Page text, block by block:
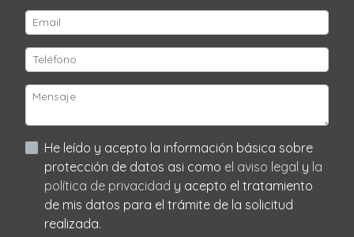
He leído y acepto la información básica sobre
protección de datos asi como el aviso legal y la
política de privacidad y acepto el tratamiento
de mis datos para el trámite de la solicitud
realizada.